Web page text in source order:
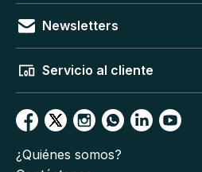
Newsletters
Servicio al cliente
¿Quiénes somos?